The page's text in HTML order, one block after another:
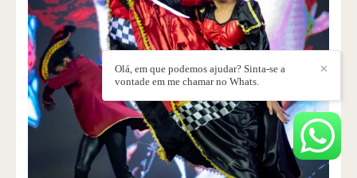
✕
Olá, em que podemos ajudar? Sinta-se a
vontade em me chamar no Whats.